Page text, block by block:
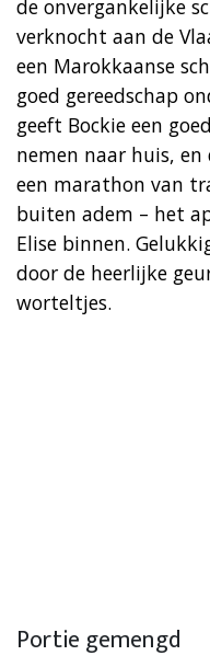
de onvergankelijke
verknocht aan de
een Marokkaanse
goed gereedschap
geeft Bockie een
nemen naar huis,
een marathon van
buiten adem – het
Elise binnen.
door de heerlijke
worteltjes.
Portie gemengd